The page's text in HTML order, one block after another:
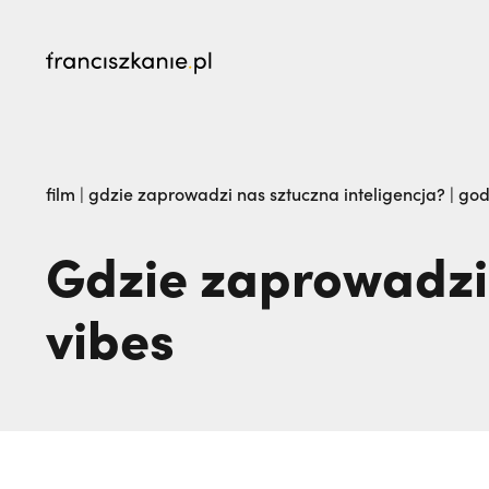
Dlaczego terroryści bali się dwóch polskich
film | gdzie zaprowadzi nas sztuczna inteligencja? |
Gdzie
vibes